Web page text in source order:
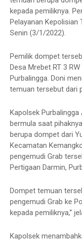
kepada pemiliknya.
Pelayanan Kepolisian
Senin (3/1/2022).
Pemilik dompet
Desa Mrebet RT 3
Purbalingga. Doni
temuan tersebut dari
Kapolsek
bermula saat
berupa dompet dari
Kecamatan
pengemudi Grab
Pertigaan Darmin,
Dompet temuan
pengemudi Grab ke
kepada pemiliknya,”
Kapolsek